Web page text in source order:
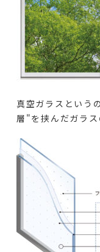
真空ガラスという
層"を挟んだガラス